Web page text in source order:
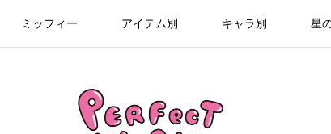
ミッフィー アイテム別 キャラ別 星